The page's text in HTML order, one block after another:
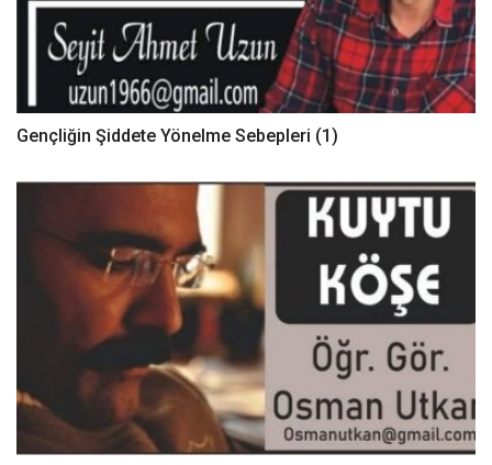
Gençliğin Şiddete Yönelme Sebepleri (1)